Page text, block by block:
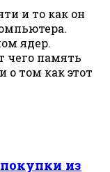
и то как он
ядер.
чего память
о том как этот
из